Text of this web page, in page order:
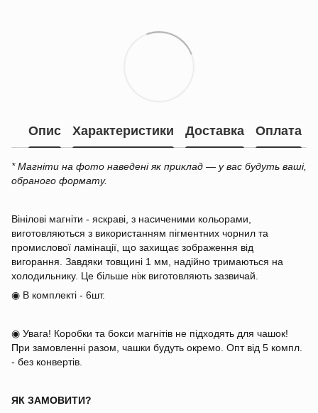
Опис Характеристики Доставка Оплата
* Магніти на фото наведені як приклад — у вас будуть ваші,
обраного формату.
Вінілові магніти - яскраві, з насиченими кольорами,
виготовляються з використанням пігментних чорнил та
промислової ламінації, що захищає зображення від
вигорання. Завдяки товщині 1 мм, надійно тримаються на
холодильнику. Це більше ніж виготовляють зазвичай.
◉ В комплекті - 6шт.
◉ Увага! Коробки та бокси магнітів не підходять для чашок!
При замовленні разом, чашки будуть окремо. Опт від 5 компл.
- без конвертів.
ЯК ЗАМОВИТИ?